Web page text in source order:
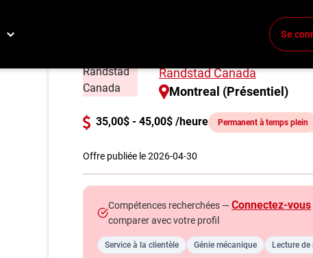
Se
Créez un
Ma
Métiers
Technicien de
Randstad Canada
Montreal (Présentiel)
35,00$ - 45,00$ /heure Permanent à temps plein
Offre publiée le 2026-04-30
Compétences recherchées —Connectez-vous
comparer avec votre profil
Service à la clientèle Génie mécanique Lecture